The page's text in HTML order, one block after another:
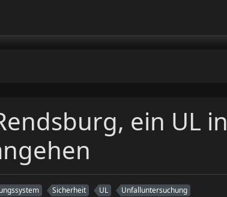
ein UL in
Sicherheit UL Unfalluntersuchung